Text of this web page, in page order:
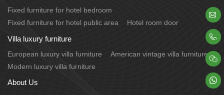
Fixed furniture for hotel bedroom
Fixed furniture for hotel public area
Hotel room door
Villa luxury furniture
European luxury villa furniture
American vintage villa furniture
Modern luxury villa furniture
About Us



